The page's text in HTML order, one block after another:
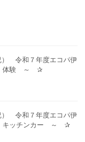
令和７年度エコパ伊
体験 ～ ✰
令和７年度エコパ伊
キッチンカー ～ ✰